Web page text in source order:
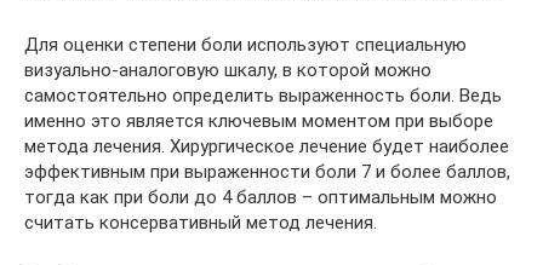
Для оценки степени боли используют специальную
визуально-аналоговую шкалу, в которой можно
самостоятельно определить выраженность боли. Ведь
именно это является ключевым моментом при выборе
метода лечения. Хирургическое лечение будет наиболее
эффективным при выраженности боли 7 и более баллов,
тогда как при боли до 4 баллов – оптимальным можно
считать консервативный метод лечения.